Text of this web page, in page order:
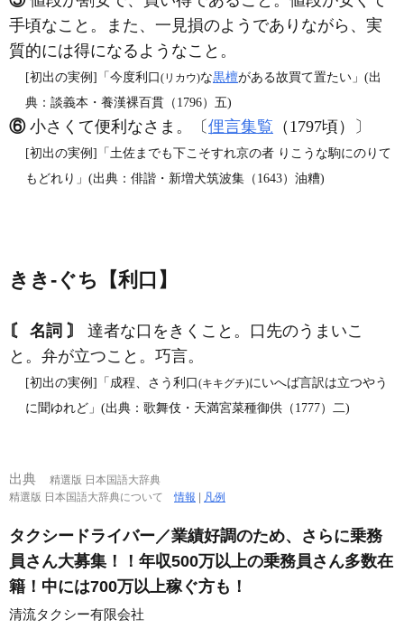
手頃なこと。また、一見損のようでありながら、実
質的には得になるようなこと。
[初出の実例]「今度利口(リカウ)な黒檀がある故買て置たい」(出
典：談義本・養漢裸百貫（1796）五)
⑥小さくて便利なさま。〔 俚言集覧 （1797頃）〕
[初出の実例]「土佐までも下こそすれ京の者 りこうな駒にのりて
もどれり」(出典：俳諧・新増犬筑波集（1643）油糟)
きき‐ぐち【利口】
〘 名詞 〙
達者な口をきくこと。口先のうまいこ
と。弁が立つこと。巧言。
[初出の実例]「成程、さう利口(キキグチ)にいへば言訳は立つやう
に聞ゆれど」(出典：歌舞伎・天満宮菜種御供（1777）二)
出典
精選版 日本国語大辞典
精選版 日本国語大辞典について情報 凡例
タクシードライバー／業績好調のため、さらに乗務
員さん大募集！！年収500万以上の乗務員さん多数在
籍！中には700万以上稼ぐ方も！
清流タクシー有限会社